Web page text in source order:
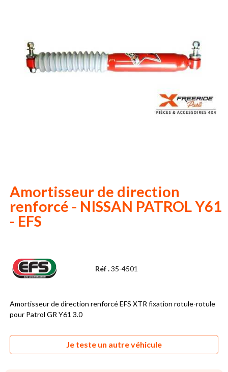
Amortisseur de direction
renforcé - NISSAN PATROL Y61
- EFS
Réf .35-4501
Amortisseur de direction renforcé EFS XTR fixation rotule-rotule
pour Patrol GR Y61 3.0
Je teste un autre véhicule